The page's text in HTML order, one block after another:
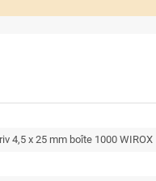
4,5 x 25 mm boîte 1000 WIROX